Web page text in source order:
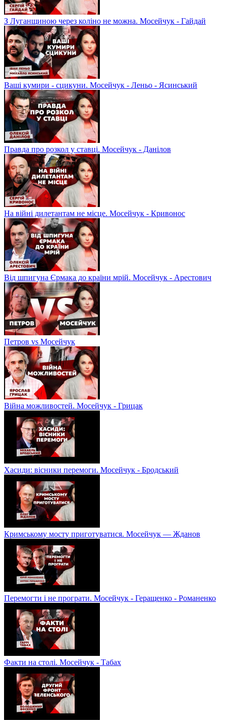
З Луганщиною через коліно не можна. Мосейчук - Гайдай
Ваші кумири - сцикуни. Мосейчук - Леньо - Ясинський
Правда про розкол у ставці. Мосейчук - Данілов
На війні дилетантам не місце. Мосейчук - Кривонос
Від шпигуна Єрмака до країни мрій. Мосейчук - Арестович
Петров vs Мосейчук
Війна можливостей. Мосейчук - Грицак
Хасиди: вісники перемоги. Мосейчук - Бродський
Кримському мосту приготуватися. Мосейчук — Жданов
Перемогти і не програти. Мосейчук - Геращенко - Романенко
Факти на столі. Мосейчук - Табах